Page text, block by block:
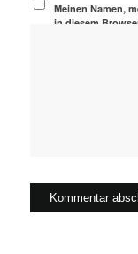
Meinen Namen,
in diesem